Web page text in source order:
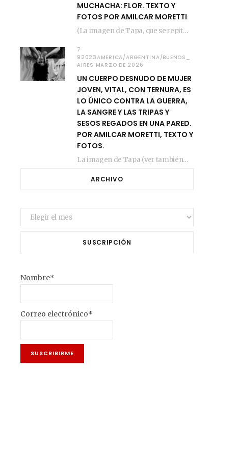
MUCHACHA: FLOR. TEXTO Y
FOTOS POR AMILCAR MORETTI
(La imagen de Tapa, que se repite arriba, fue compuesta por Amilcar Moretti el viernes…
7
92023AMERICA/ARGENTINA/BUENOS_
AIRES MARZO DE 2026
UN CUERPO DESNUDO DE MUJER
JOVEN, VITAL, CON TERNURA, ES
LO ÚNICO CONTRA LA GUERRA,
LA SANGRE Y LAS TRIPAS Y
SESOS REGADOS EN UNA PARED.
POR AMILCAR MORETTI, TEXTO Y
FOTOS.
La imagen de Tapa (ver también más arriba) fue compuesta en estos días de febrero…
ARCHIVO
Archivo
SUSCRIPCIÓN
Nombre*
Correo electrónico*